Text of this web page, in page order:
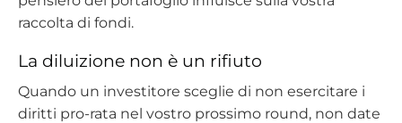
raccolta di fondi.
La diluizione non è un rifiuto
Quando un investitore sceglie di non esercitare i
diritti pro-rata nel vostro prossimo round, non date